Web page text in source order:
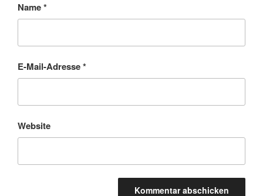
Name*
E-Mail-Adresse*
Website